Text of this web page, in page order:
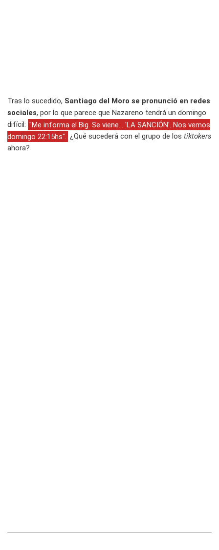
Tras lo sucedido, Santiago del Moro se pronunció en redes
sociales, por lo que parece que Nazareno tendrá un domingo
difícil: "Me informa el Big. Se viene... 'LA SANCIÓN'. Nos vemos
domingo 22:15hs".
¿Qué sucederá con el grupo de los tiktokers
ahora?